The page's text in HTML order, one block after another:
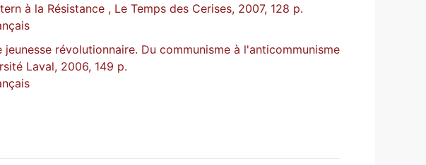
à la Résistance , Le Temps des Cerises, 2007, 128 p.
révolutionnaire. Du communisme à l'anticommunisme
Laval, 2006, 149 p.